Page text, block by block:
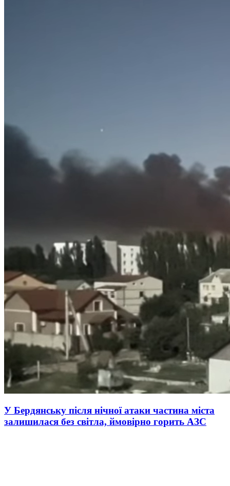
У Бердянську після нічної атаки частина міста
залишилася без світла, ймовірно горить АЗС